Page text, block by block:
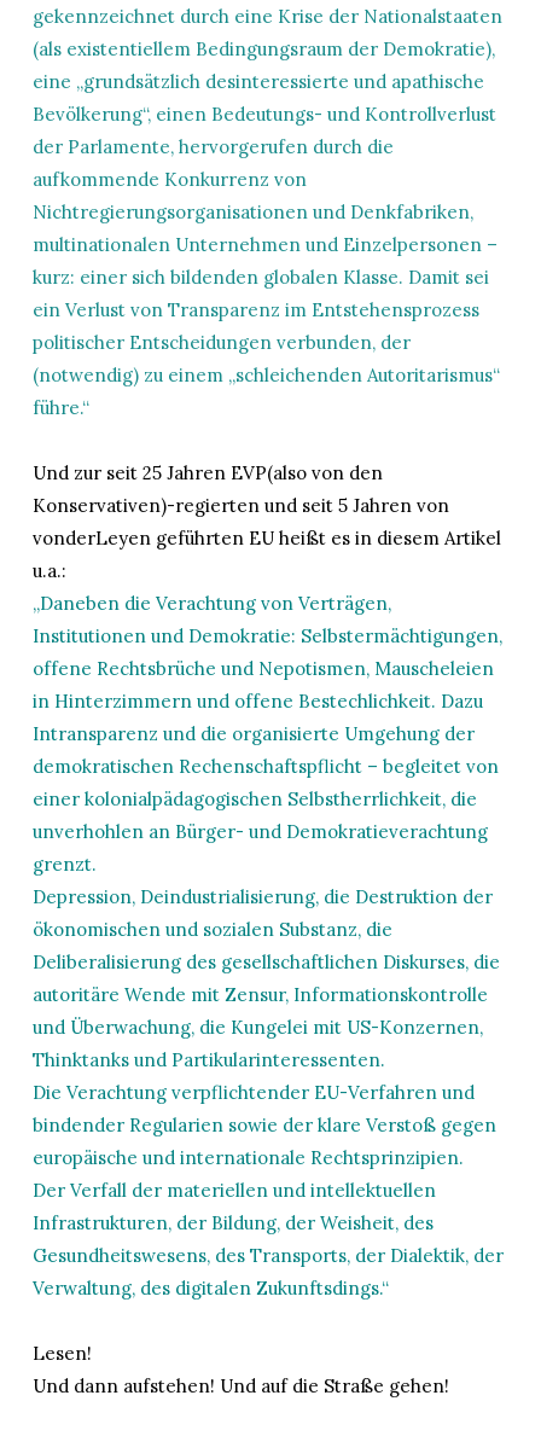
gekennzeichnet durch eine Krise der Nationalstaaten
(als existentiellem Bedingungsraum der Demokratie),
eine „grundsätzlich desinteressierte und apathische
Bevölkerung“, einen Bedeutungs- und Kontrollverlust
der Parlamente, hervorgerufen durch die
aufkommende Konkurrenz von
Nichtregierungsorganisationen und Denkfabriken,
multinationalen Unternehmen und Einzelpersonen –
kurz: einer sich bildenden globalen Klasse. Damit sei
ein Verlust von Transparenz im Entstehensprozess
politischer Entscheidungen verbunden, der
(notwendig) zu einem „schleichenden Autoritarismus“
führe.“
Und zur seit 25 Jahren EVP(also von den
Konservativen)-regierten und seit 5 Jahren von
vonderLeyen geführten EU heißt es in diesem Artikel
u.a.:
„Daneben die Verachtung von Verträgen,
Institutionen und Demokratie: Selbstermächtigungen,
offene Rechtsbrüche und Nepotismen, Mauscheleien
in Hinterzimmern und offene Bestechlichkeit. Dazu
Intransparenz und die organisierte Umgehung der
demokratischen Rechenschaftspflicht – begleitet von
einer kolonialpädagogischen Selbstherrlichkeit, die
unverhohlen an Bürger- und Demokratieverachtung
grenzt.
Depression, Deindustrialisierung, die Destruktion der
ökonomischen und sozialen Substanz, die
Deliberalisierung des gesellschaftlichen Diskurses, die
autoritäre Wende mit Zensur, Informationskontrolle
und Überwachung, die Kungelei mit US-Konzernen,
Thinktanks und Partikularinteressenten.
Die Verachtung verpflichtender EU-Verfahren und
bindender Regularien sowie der klare Verstoß gegen
europäische und internationale Rechtsprinzipien.
Der Verfall der materiellen und intellektuellen
Infrastrukturen, der Bildung, der Weisheit, des
Gesundheitswesens, des Transports, der Dialektik, der
Verwaltung, des digitalen Zukunftsdings.“
Lesen!
Und dann aufstehen! Und auf die Straße gehen!